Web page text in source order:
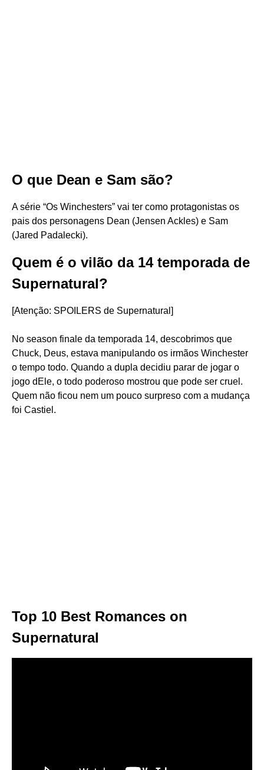
O que Dean e Sam são?
A série “Os Winchesters” vai ter como protagonistas os
pais dos personagens Dean (Jensen Ackles) e Sam
(Jared Padalecki).
Quem é o vilão da 14 temporada de
Supernatural?
[Atenção: SPOILERS de Supernatural]
No season finale da temporada 14, descobrimos que
Chuck, Deus, estava manipulando os irmãos Winchester
o tempo todo. Quando a dupla decidiu parar de jogar o
jogo dEle, o todo poderoso mostrou que pode ser cruel.
Quem não ficou nem um pouco surpreso com a mudança
foi Castiel.
Top 10 Best Romances on
Supernatural